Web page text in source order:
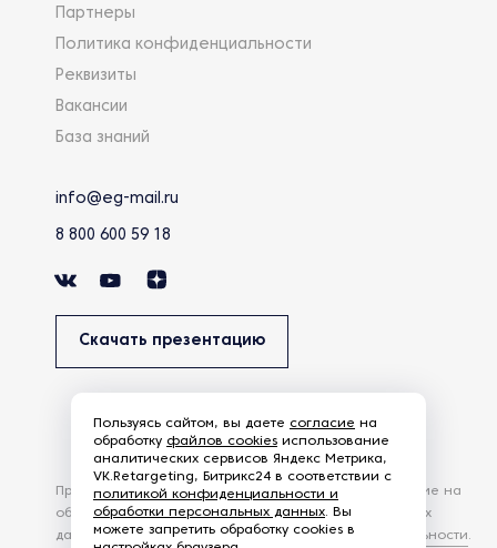
Партнеры
Политика конфиденциальности
Реквизиты
Вакансии
База знаний
info@eg-mail.ru
8 800 600 59 18
Скачать презентацию
Продолжая использовать наш сайт, вы даете согласие на
обработку файлов Cookies и других пользовательских
данных, в соответствии сПолитикой конфиденциальности.
Пользуясь сайтом, вы даете согласие на
обработку файлов cookies использование
аналитических сервисов Яндекс Метрика,
VK.Retargeting, Битрикс24 в соответствии с
политикой конфиденциальности и
обработки персональных данных. Вы
можете запретить обработку cookies в